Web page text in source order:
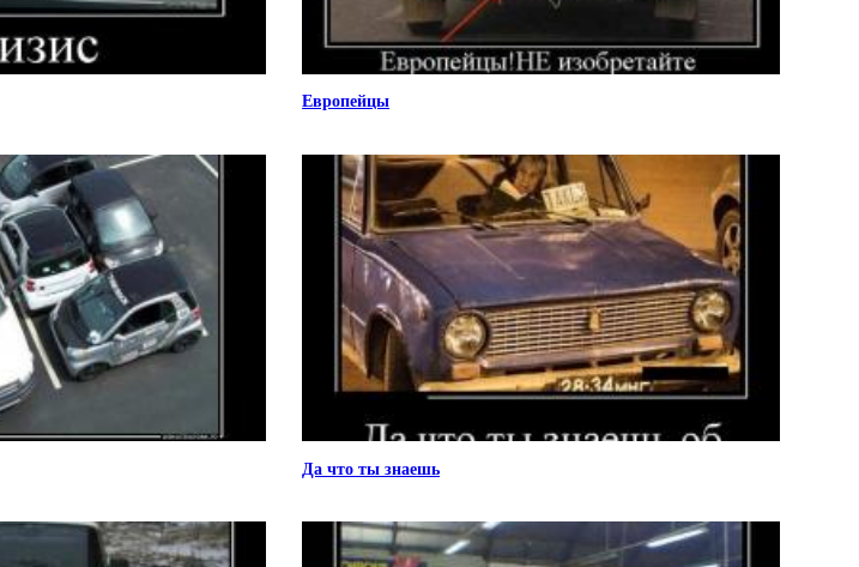
Европейцы
Да что ты знаешь